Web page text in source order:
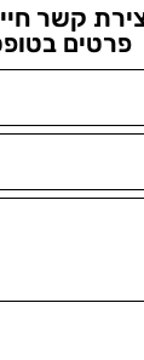
קשר
פרטים